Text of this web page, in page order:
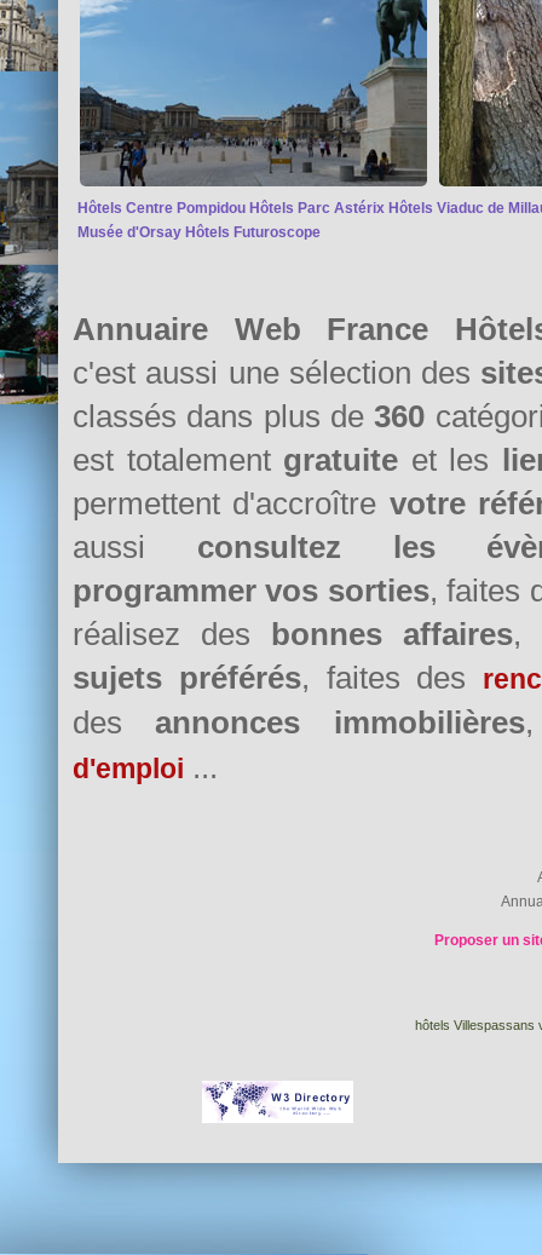
Hôtels Centre Pompidou Hôtels Parc Astérix Hôtels Viaduc de
Musée d'Orsay Hôtels Futuroscope
Annuaire Web France
c'est aussi une sélection des
classés dans plus de360
est totalement gratuite et les
permettent d'accroître votre
aussi consultez les
programmer vos sorties, faites
réalisez des
bonnes affaires,
sujets préférés, faites des
desannonces immobilières
d'emploi ...
Proposer un
hôtels Villespassans